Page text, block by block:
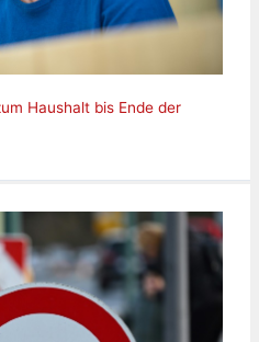
Haushalt bis Ende der